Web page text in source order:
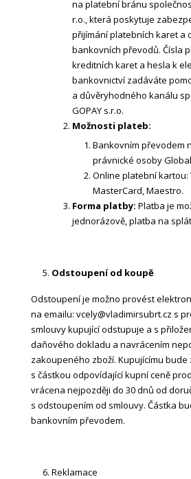
na platební bránu
r.o., která poskytuje
přijímání platebních karet a
bankovních převodů. Čísla
kreditních karet a hesla k
bankovnictví zadáváte
a důvěryhodného kanálu
GOPAY s.r.o.
Možnosti plateb:
Bankovním převodem
právnické osoby
Online platební kartou:
MasterCard, Maestro.
Forma platby: Platba je
jednorázově, platba na
Odstoupení od koupě
Odstoupení je možno provést
na emailu: vcely@vladimirsubrt.cz s
smlouvy kupující odstupuje a s
daňového dokladu a navrácením
zakoupeného zboží. Kupujícímu
s částkou odpovídající kupní ceně
vrácena nejpozději do 30 dnů od
s odstoupením od smlouvy. Částka
bankovním převodem.
Reklamace